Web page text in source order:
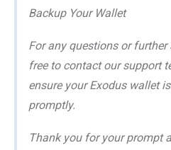
Backup Your Wallet
For any questions or
free to contact our support
ensure your Exodus wallet
promptly.
Thank you for your prompt